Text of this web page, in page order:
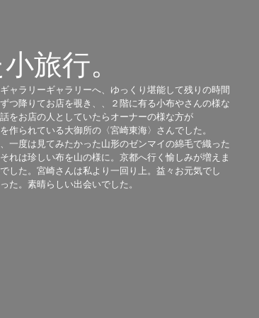
旅行。
ャラリーギャラリーへ、ゆっくり堪能して残りの時間
つ降りてお店を覗き、、２階に有る小布やさんの様な
をお店の人としていたらオーナーの様な方が
作られている大御所の〈宮崎東海〉さんでした。
一度は見てみたかった山形のゼンマイの綿毛で織った
れは珍しい布を山の様に。京都へ行く愉しみが増えま
した。宮崎さんは私より一回り上。益々お元気でし
た。素晴らしい出会いでした。